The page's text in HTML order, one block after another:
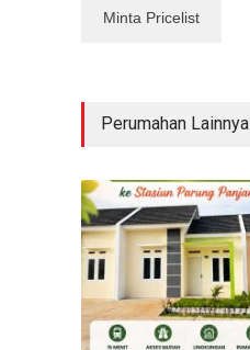
Perumahan Lainnya